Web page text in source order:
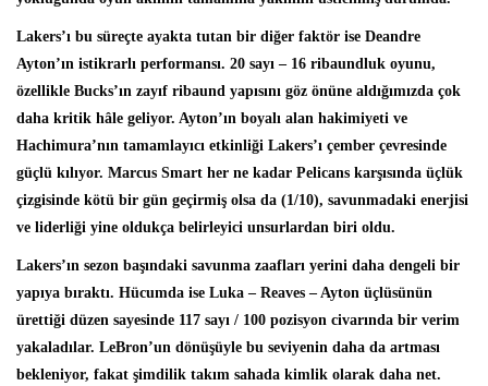
Lakers’ı bu süreçte ayakta tutan bir diğer faktör ise Deandre
Ayton’ın istikrarlı performansı. 20 sayı – 16 ribaundluk oyunu,
özellikle Bucks’ın zayıf ribaund yapısını göz önüne aldığımızda çok
daha kritik hâle geliyor. Ayton’ın boyalı alan hakimiyeti ve
Hachimura’nın tamamlayıcı etkinliği Lakers’ı çember çevresinde
güçlü kılıyor. Marcus Smart her ne kadar Pelicans karşısında üçlük
çizgisinde kötü bir gün geçirmiş olsa da (1/10), savunmadaki enerjisi
ve liderliği yine oldukça belirleyici unsurlardan biri oldu.
Lakers’ın sezon başındaki savunma zaafları yerini daha dengeli bir
yapıya bıraktı. Hücumda ise Luka – Reaves – Ayton üçlüsünün
ürettiği düzen sayesinde 117 sayı / 100 pozisyon civarında bir verim
yakaladılar. LeBron’un dönüşüyle bu seviyenin daha da artması
bekleniyor, fakat şimdilik takım sahada kimlik olarak daha net.